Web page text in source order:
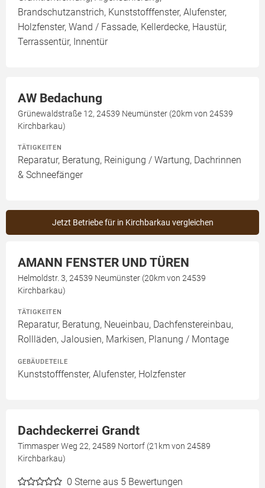
Brandschutzanstrich, Kunststofffenster, Alufenster,
Holzfenster, Wand / Fassade, Kellerdecke, Haustür,
Terrassentür, Innentür
AW Bedachung
Grünewaldstraße 12, 24539 Neumünster (20km von 24539
Kirchbarkau)
TÄTIGKEITEN
Reparatur, Beratung, Reinigung / Wartung, Dachrinnen
& Schneefänger
Jetzt Betriebe für in Kirchbarkau vergleichen
AMANN FENSTER UND TÜREN
Helmoldstr. 3, 24539 Neumünster (20km von 24539
Kirchbarkau)
TÄTIGKEITEN
Reparatur, Beratung, Neueinbau, Dachfenstereinbau,
Rollläden, Jalousien, Markisen, Planung / Montage
GEBÄUDETEILE
Kunststofffenster, Alufenster, Holzfenster
Dachdeckerrei Grandt
Timmasper Weg 22, 24589 Nortorf (21km von 24589
Kirchbarkau)
0 Sterne aus 5 Bewertungen